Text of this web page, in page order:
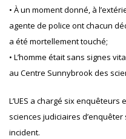
• À un moment donné, à
agente de police ont chacun
a été mortellement touché;
• L’homme était sans signes
au Centre Sunnybrook des
L’UES a chargé six
sciences judiciaires
incident.